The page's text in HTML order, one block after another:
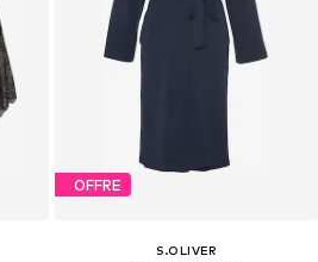
OFFRE
S.OLIVER